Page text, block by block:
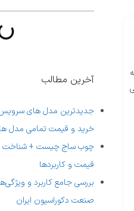
ارتفاع:
وزن: 18 کیلوگرم
ویژگی ها:
مواد پوشش
دهنده:
آخرین مطالب
جدیدترین مدل های سرویس
خرید و قیمت تمامی مدل ها
چوب ساج چیست + شناخت و
قیمت و کاربردها
بررسی جامع کاربرد و
صنعت دکوراسیون ایران